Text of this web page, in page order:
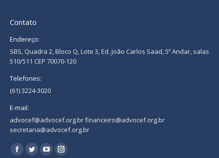
Contato
Endereço:
SBS, Quadra 2, Bloco Q, Lote 3, Ed. João Carlos Saad, 5º Andar, salas
510/511 CEP 70070-120
Telefones:
(61) 3224-3020
E-mail:
advocef@advocef.org.br financeiro@advocef.org.br
secretaria@advocef.org.br
Encontre-nos em:
Facebook
TwitterYouTubeInstagram